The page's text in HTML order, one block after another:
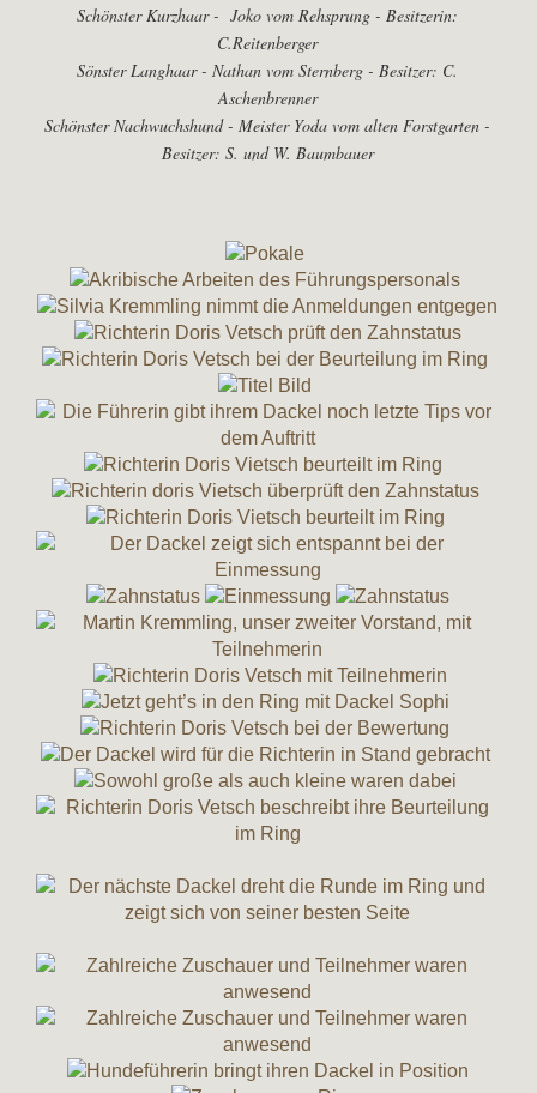
Schönster Kurzhaar - Joko vom Rehsprung - Besitzerin:
C.Reitenberger
Sönster Langhaar - Nathan vom Sternberg - Besitzer: C.
Aschenbrenner
Schönster Nachwuchshund - Meister Yoda vom alten Forstgarten -
Besitzer: S. und W. Baumbauer